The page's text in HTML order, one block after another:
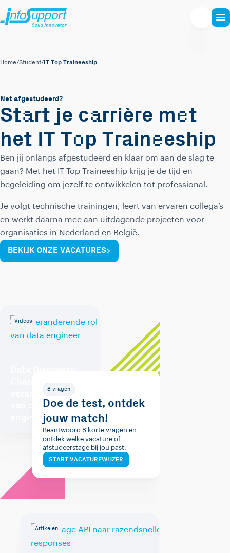
Home/Student/IT Top Traineeship
Net afgestudeerd?
Start je carrière met
het IT Top Traineeship
Ben jij onlangs afgestudeerd en klaar om aan de slag te
gaan? Met het IT Top Traineeship krijg je de tijd en
begeleiding om jezelf te ontwikkelen tot professional.
Je volgt technische trainingen, leert van ervaren collega’s
en werkt daarna mee aan uitdagende projecten voor
organisaties in Nederland en België.
BEKIJK ONZE VACATURES
Videos
Channel: De
veranderende rol
van de data
engineer
Artikelen
8 vragen
Doe de test, ontdek
jouw match!
Beantwoord 8 korte vragen en
ontdek welke vacature of
afstudeerstage bij jou past.
START VACATUREWIJZER